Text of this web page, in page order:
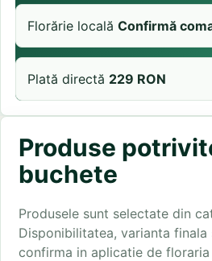
Florărie locală Confirmă
Plată directă 229 RON
Produse
buchete
Produsele sunt selectate din
Disponibilitatea, varianta finala
confirma in aplicatie de floraria